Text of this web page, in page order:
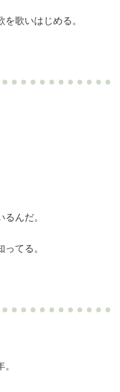
歌いはじめる。
んだ。
てる。